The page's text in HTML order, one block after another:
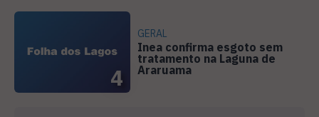
4
GERAL
Inea confirma esgoto sem
tratamento na Laguna de
Araruama